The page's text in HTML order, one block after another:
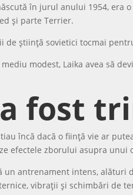
în jurul anului 1954, era
și parte Terrier.
de știință sovietici tocmai
modest, Laika avea să
fost
încă dacă o ființă vie ar
efectele zborului asupra
un antrenament intens,
vibrații și schimbări de